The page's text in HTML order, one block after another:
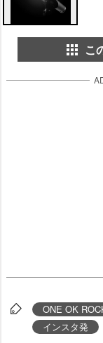
こ
ONE OK
インスタ発